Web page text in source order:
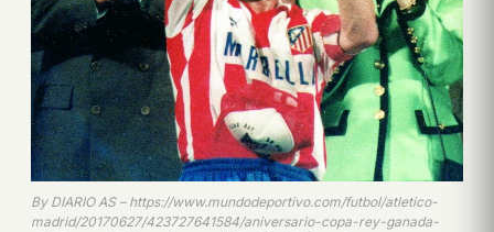
By DIARIO AS – https://www.mundodeportivo.com/futbol/atletico-
madrid/20170627/423727641584/aniversario-copa-rey-ganada-